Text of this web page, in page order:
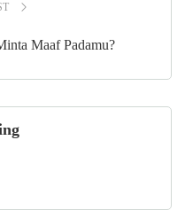
Maaf Padamu?